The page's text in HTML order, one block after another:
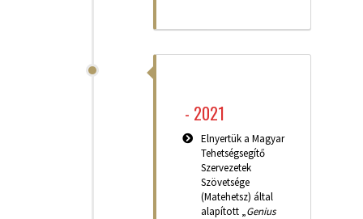
- 2021
Elnyertük a Magyar
Tehetségsegítő
Szervezetek
Szövetsége
(Matehetsz) által
alapított „Genius